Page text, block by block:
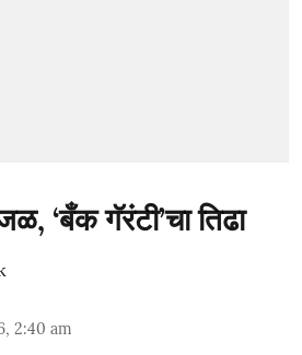
‘बँक गॅरंटी’चा तिढा
2:40 am